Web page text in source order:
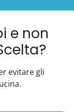
e non
evitare gli